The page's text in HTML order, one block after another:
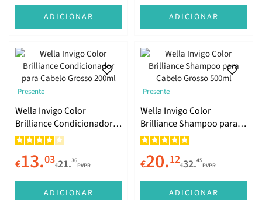
ADICIONAR ADICIONAR
Presente
Wella Invigo Color
Brilliance Condicionador
para Cabelo Grosso 200ml
€13.03€21.36
PVPR
ADICIONAR
Presente
Wella Invigo Color
Brilliance Shampoo para
Cabelo Grosso 500ml
€20.12€32.45
PVPR
ADICIONAR